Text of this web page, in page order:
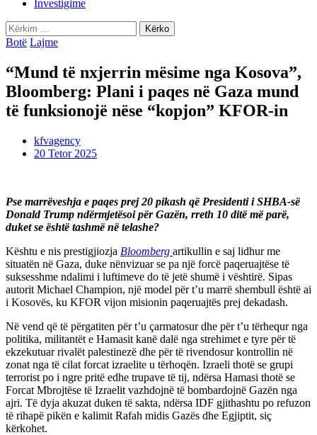
Investigime
Kërko
për:
Botë Lajme
“Mund të nxjerrin mësime nga Kosova”,
Bloomberg: Plani i paqes në Gaza mund
të funksionojë nëse “kopjon” KFOR-in
kfvagency
20 Tetor 2025
Pse marrëveshja e paqes prej 20 pikash që Presidenti i SHBA-së
Donald Trump ndërmjetësoi për Gazën, rreth 10 ditë më parë,
duket se është tashmë në telashe?
Kështu e nis prestigjiozja Bloomberg artikullin e saj lidhur me
situatën në Gaza, duke nënvizuar se pa një forcë paqeruajtëse të
suksesshme ndalimi i luftimeve do të jetë shumë i vështirë. Sipas
autorit Michael Champion, një model për t’u marrë shembull është ai
i Kosovës, ku KFOR vijon misionin paqeruajtës prej dekadash.
Në vend që të përgatiten për t’u çarmatosur dhe për t’u tërhequr nga
politika, militantët e Hamasit kanë dalë nga strehimet e tyre për të
ekzekutuar rivalët palestinezë dhe për të rivendosur kontrollin në
zonat nga të cilat forcat izraelite u tërhoqën. Izraeli thotë se grupi
terrorist po i ngre pritë edhe trupave të tij, ndërsa Hamasi thotë se
Forcat Mbrojtëse të Izraelit vazhdojnë të bombardojnë Gazën nga
ajri. Të dyja akuzat duken të sakta, ndërsa IDF gjithashtu po refuzon
të rihapë pikën e kalimit Rafah midis Gazës dhe Egjiptit, siç
kërkohet.